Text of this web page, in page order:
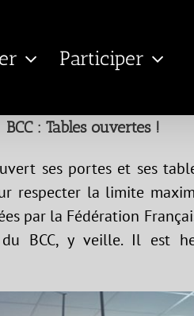
Participer
BCC : Tables ouvertes !
ses portes et ses
respecter la limite
par la Fédération
BCC, y veille. Il est